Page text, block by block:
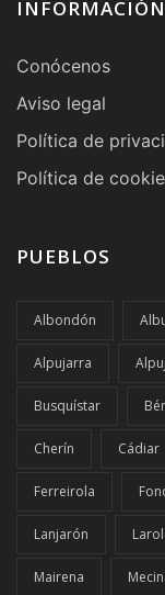
INFORMACIÓN
Conócenos
Aviso legal
Política de
Política de
PUEBLOS
Albondón
Alpujarra
Busquístar
Cherín Cádiar
Ferreirola
Lanjarón
Mairena